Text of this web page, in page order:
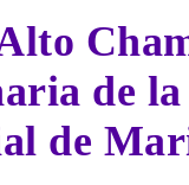
de la
de